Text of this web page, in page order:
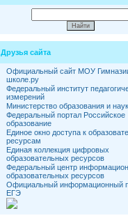
Друзья сайта
Официальный сайт МОУ
школе.ру
Федеральный институт
измерений
Министерство образования и
Федеральный портал Российское
образование
Единое окно доступа к
ресурсам
Единая коллекция цифровых
образовательных ресурсов
Федеральный центр
образовательных ресурсов
Официальный информационный
ЕГЭ